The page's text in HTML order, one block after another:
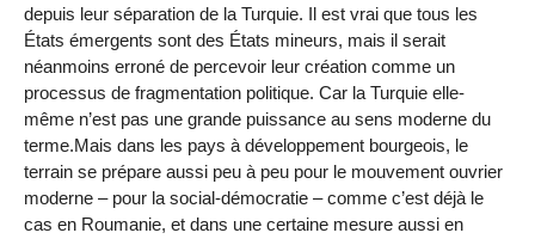
depuis leur séparation de la Turquie. Il est vrai que tous les
États émergents sont des États mineurs, mais il serait
néanmoins erroné de percevoir leur création comme un
processus de fragmentation politique. Car la Turquie elle-
même n’est pas une grande puissance au sens moderne du
terme.Mais dans les pays à développement bourgeois, le
terrain se prépare aussi peu à peu pour le mouvement ouvrier
moderne – pour la social-démocratie – comme c’est déjà le
cas en Roumanie, et dans une certaine mesure aussi en